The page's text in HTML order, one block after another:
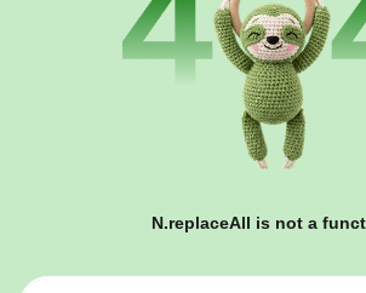
N.replaceAll is not a